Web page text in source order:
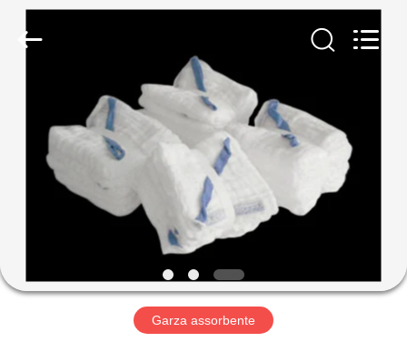
PRODOTTI
GIRO
Rights
Garza assorbente